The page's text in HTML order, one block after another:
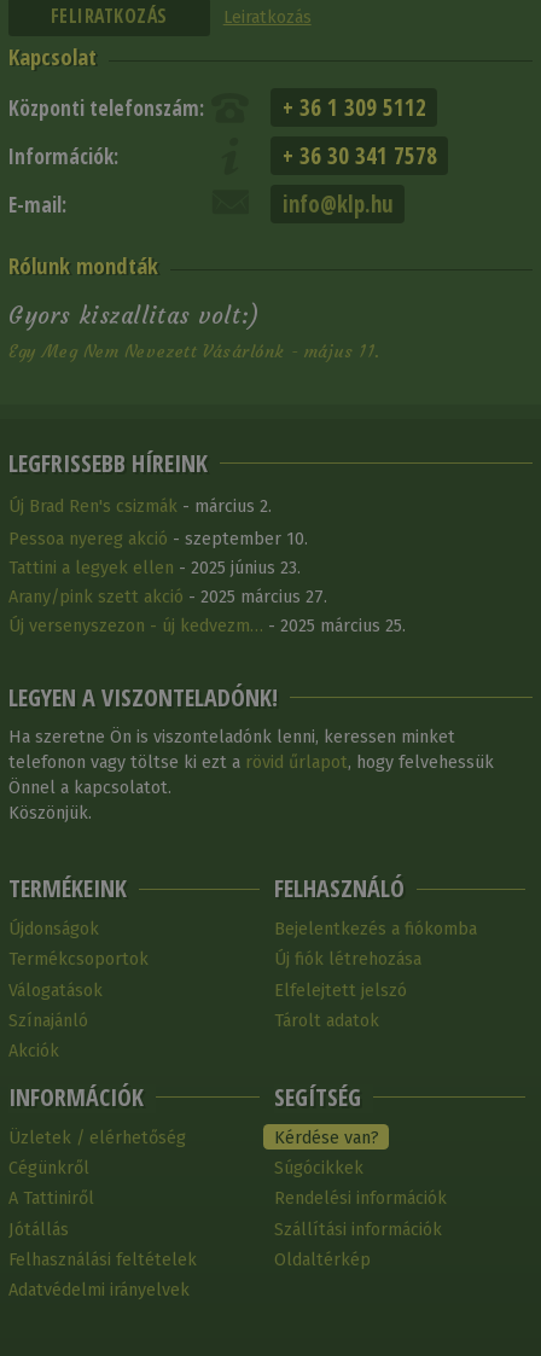
Leiratkozás
Kapcsolat
Központi telefonszám: + 36 1 309 5112
Információk: + 36 30 341 7578
E-mail: info@klp.hu
Rólunk mondták
Gyors kiszallitas volt:)
Egy Meg Nem Nevezett Vásárlónk - május 11.
LEGFRISSEBB HÍREINK
Új Brad Ren's csizmák - március 2.
Pessoa nyereg akció - szeptember 10.
Tattini a legyek ellen - 2025 június 23.
Arany/pink szett akció - 2025 március 27.
Új versenyszezon - új kedvezm… - 2025 március 25.
LEGYEN A VISZONTELADÓNK!
Ha szeretne Ön is viszonteladónk lenni, keressen minket
telefonon vagy töltse ki ezt a rövid űrlapot, hogy felvehessük
Önnel a kapcsolatot.
Köszönjük.
TERMÉKEINK
Újdonságok
Termékcsoportok
Válogatások
Színajánló
Akciók
INFORMÁCIÓK
Üzletek / elérhetőség
Cégünkről
A Tattiniről
Jótállás
Felhasználási feltételek
Adatvédelmi irányelvek
FELHASZNÁLÓ
Bejelentkezés a fiókomba
Új fiók létrehozása
Elfelejtett jelszó
Tárolt adatok
SEGÍTSÉG
Kérdése van?
Súgócikkek
Rendelési információk
Szállítási információk
Oldaltérkép